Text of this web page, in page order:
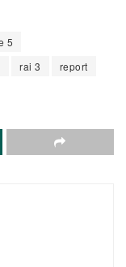
5
rai 3
report